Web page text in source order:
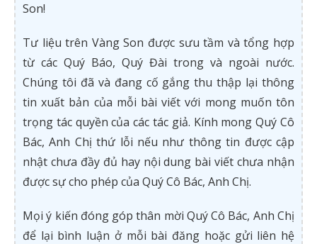
Son!
Tư liệu trên Vàng Son được sưu tầm và tổng hợp
từ các Quý Báo, Quý Đài trong và ngoài nước.
Chúng tôi đã và đang cố gắng thu thập lại thông
tin xuất bản của mỗi bài viết với mong muốn tôn
trọng tác quyền của các tác giả. Kính mong Quý Cô
Bác, Anh Chị thứ lỗi nếu như thông tin được cập
nhật chưa đầy đủ hay nội dung bài viết chưa nhận
được sự cho phép của Quý Cô Bác, Anh Chị.
Mọi ý kiến đóng góp thân mời Quý Cô Bác, Anh Chị
để lại bình luận ở mỗi bài đăng hoặc gửi liên hệ